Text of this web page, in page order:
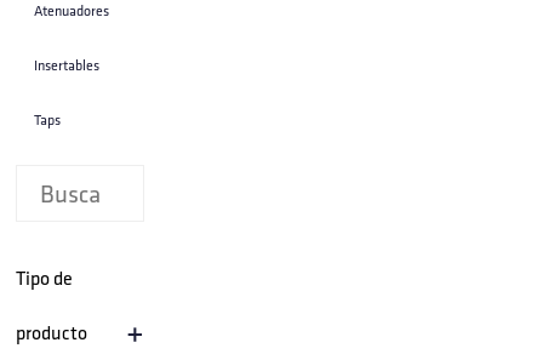
Atenuadores
Insertables
Taps
Tipo de
producto +